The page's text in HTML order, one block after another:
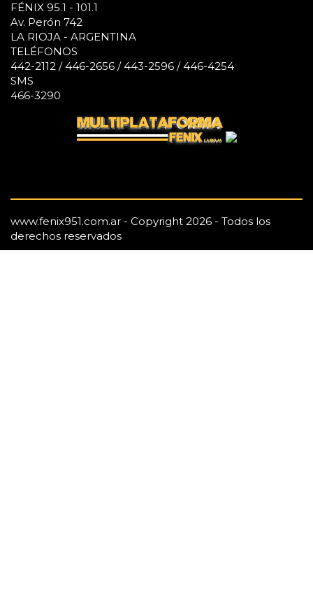
FÉNIX 95.1 - 101.1
Av. Perón 742
LA RIOJA - ARGENTINA
TELÉFONOS
442-2112 / 446-2656 / 443-2596 / 446-4254
SMS
466-3290
www.fenix951.com.ar - Copyright 2026 - Todos los
derechos reservados